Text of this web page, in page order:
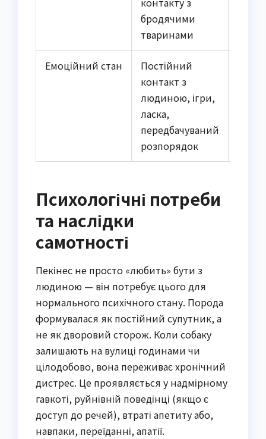
бродячими
тваринами
Емоційний стан
Постійний
контакт з
людиною, ігри,
ласка,
передбачуваний
розпорядок
Психологічні потреби
та наслідки
самотності
Пекінес не просто «любить» бути з
людиною — він потребує цього для
нормального психічного стану. Порода
формувалася як постійний супутник, а
не як дворовий сторож. Коли собаку
залишають на вулиці годинами чи
цілодобово, вона переживає хронічний
дистрес. Це проявляється у надмірному
гавкоті, руйнівній поведінці (якщо є
доступ до речей), втраті апетиту або,
навпаки, переїданні, апатії.